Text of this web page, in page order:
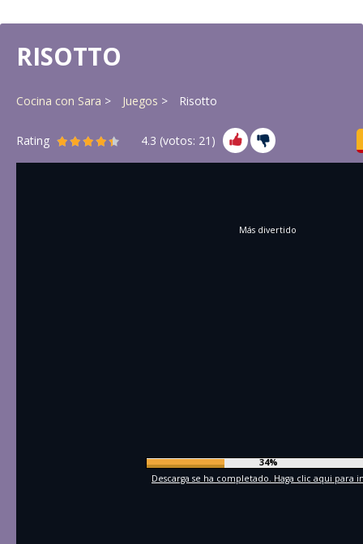
RISOTTO
Cocina con Sara Juegos Risotto
Rating 4.3 (votos: 21 )
Más divertido
37%
Descarga se ha completado. Haga clic aqui para